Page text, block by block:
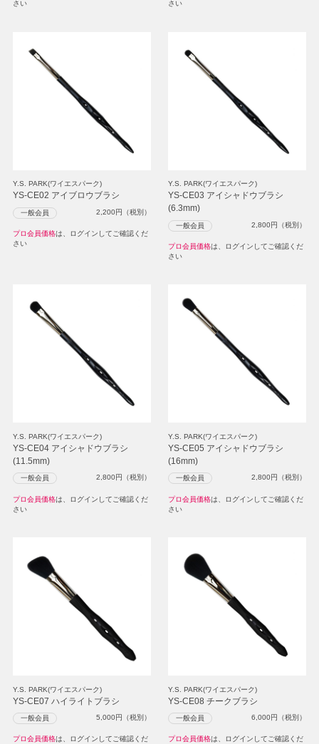
さい さい
Y.S. PARK(ワイエスパーク)
YS-CE02 アイブロウブラシ
一般会員 2,200円（税別）
プロ会員価格は、ログインしてご確認くだ
さい
Y.S. PARK(ワイエスパーク)
YS-CE03 アイシャドウブラシ
(6.3mm)
一般会員 2,800円（税別）
プロ会員価格は、ログインしてご確認くだ
さい
Y.S. PARK(ワイエスパーク)
YS-CE04 アイシャドウブラシ
(11.5mm)
一般会員 2,800円（税別）
プロ会員価格は、ログインしてご確認くだ
さい
Y.S. PARK(ワイエスパーク)
YS-CE05 アイシャドウブラシ
(16mm)
一般会員 2,800円（税別）
プロ会員価格は、ログインしてご確認くだ
さい
Y.S. PARK(ワイエスパーク)
YS-CE07 ハイライトブラシ
一般会員 5,000円（税別）
プロ会員価格は、ログインしてご確認くだ
Y.S. PARK(ワイエスパーク)
YS-CE08 チークブラシ
一般会員 6,000円（税別）
プロ会員価格は、ログインしてご確認くだ